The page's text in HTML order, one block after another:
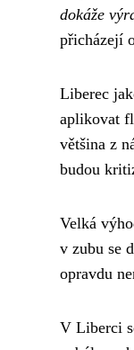
dokáže
přicházejí
Liberec
aplikovat
většina z
budou
Velká
v zubu se
opravdu
V Liberci